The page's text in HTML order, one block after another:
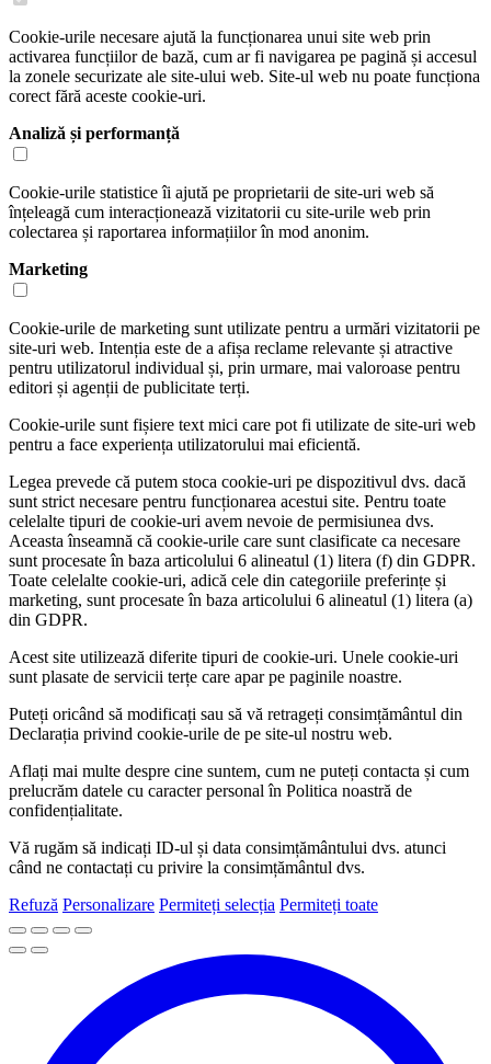
Cookie-urile necesare ajută la funcționarea unui site web prin
activarea funcțiilor de bază, cum ar fi navigarea pe pagină și accesul
la zonele securizate ale site-ului web. Site-ul web nu poate funcționa
corect fără aceste cookie-uri.
Analiză și performanță
Cookie-urile statistice îi ajută pe proprietarii de site-uri web să
înțeleagă cum interacționează vizitatorii cu site-urile web prin
colectarea și raportarea informațiilor în mod anonim.
Marketing
Cookie-urile de marketing sunt utilizate pentru a urmări vizitatorii pe
site-uri web. Intenția este de a afișa reclame relevante și atractive
pentru utilizatorul individual și, prin urmare, mai valoroase pentru
editori și agenții de publicitate terți.
Cookie-urile sunt fișiere text mici care pot fi utilizate de site-uri web
pentru a face experiența utilizatorului mai eficientă.
Legea prevede că putem stoca cookie-uri pe dispozitivul dvs. dacă
sunt strict necesare pentru funcționarea acestui site. Pentru toate
celelalte tipuri de cookie-uri avem nevoie de permisiunea dvs.
Aceasta înseamnă că cookie-urile care sunt clasificate ca necesare
sunt procesate în baza articolului 6 alineatul (1) litera (f) din GDPR.
Toate celelalte cookie-uri, adică cele din categoriile preferințe și
marketing, sunt procesate în baza articolului 6 alineatul (1) litera (a)
din GDPR.
Acest site utilizează diferite tipuri de cookie-uri. Unele cookie-uri
sunt plasate de servicii terțe care apar pe paginile noastre.
Puteți oricând să modificați sau să vă retrageți consimțământul din
Declarația privind cookie-urile de pe site-ul nostru web.
Aflați mai multe despre cine suntem, cum ne puteți contacta și cum
prelucrăm datele cu caracter personal în Politica noastră de
confidențialitate.
Vă rugăm să indicați ID-ul și data consimțământului dvs. atunci
când ne contactați cu privire la consimțământul dvs.
Refuză Personalizare Permiteți selecția Permiteți toate